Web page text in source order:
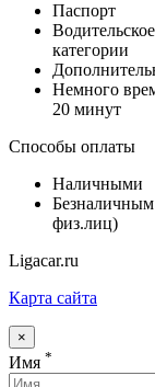
Паспорт
категории
Немного
20 минут
Способы оплаты
Наличными
Безналичным
физ.лиц)
Ligacar.ru
Карта сайта
×
Имя *